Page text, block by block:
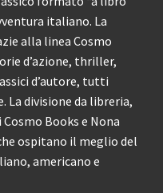
italiano. La
alla linea Cosmo
d’azione, thriller,
d’autore, tutti
La divisione da libreria,
Books e Nona
ospitano il meglio del
americano e